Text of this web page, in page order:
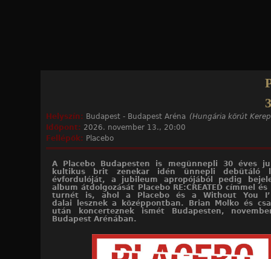
Helyszín: Budapest - Budapest Aréna (Hungária körút
Időpont: 2026. november 13., 20:00
Fellépők: Placebo
A Placebo Budapesten is megünnepli 30 éves
kultikus brit zenekar idén ünnepli debütáló
évfordulóját, a jubileum apropójából pedig
album átdolgozását Placebo RE:CREATED címmel
turnét is, ahol a Placebo és a Without You
dalai lesznek a középpontban. Brian Molko és
után koncerteznek ismét Budapesten,
Budapest Arénában.